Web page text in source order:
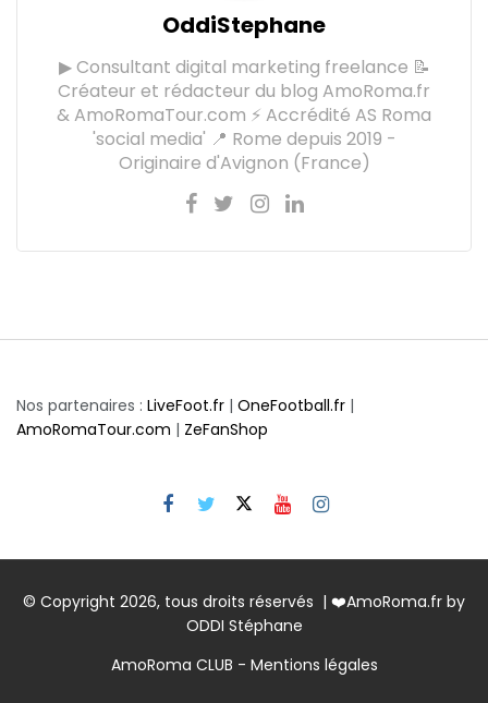
OddiStephane
▶ Consultant digital marketing freelance 📝
Créateur et rédacteur du blog AmoRoma.fr
& AmoRomaTour.com ⚡ Accrédité AS Roma
'social media' 📍 Rome depuis 2019 -
Originaire d'Avignon (France)
Nos partenaires : LiveFoot.fr | OneFootball.fr |
AmoRomaTour.com | ZeFanShop
© Copyright 2026, tous droits réservés | ❤️AmoRoma.fr by
ODDI Stéphane
AmoRoma CLUB - Mentions légales